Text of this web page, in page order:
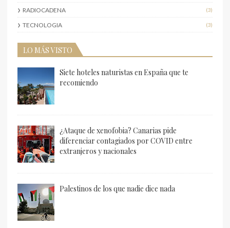
RADIOCADENA (3)
TECNOLOGIA (3)
LO MÁS VISTO
Siete hoteles naturistas en España que te
recomiendo
¿Ataque de xenofobia? Canarias pide
diferenciar contagiados por COVID entre
extranjeros y nacionales
Palestinos de los que nadie dice nada